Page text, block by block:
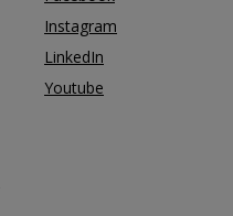
Instagram
LinkedIn
Youtube